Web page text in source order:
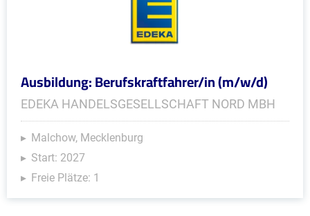
Ausbildung: Berufskraftfahrer/in (m/w/d)
EDEKA HANDELSGESELLSCHAFT NORD MBH
Malchow, Mecklenburg
Start: 2027
Freie Plätze: 1